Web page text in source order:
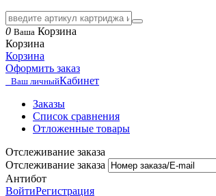
0 Ваша Корзина
Корзина
Корзина
Оформить заказ
Ваш личныйКабинет
Заказы
Список сравнения
Отложенные товары
Отслеживание заказа
Отслеживание заказа
Антибот
ВойтиРегистрация